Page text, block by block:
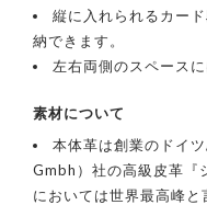
縦に入れられるカー
納できます。
左右両側のスペース
素材について
本体革は創業のドイ
Gmbh）社の高級皮革『
においては世界最高峰